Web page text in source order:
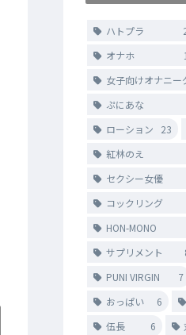
ハトプラ
オナホ
女子向けオナニー
ぷにあな
ローション
23
紅林のえ
セクシー女優
コックリング
HON-MONO
サプリメント
PUNI VIRGIN
7
おっぱい
6
伍長
6